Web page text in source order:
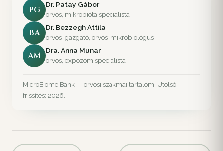
PG
Dr. Patay Gábor
orvos, mikrobióta specialista
BA
Dr. Bezzegh Attila
orvos igazgató, orvos-mikrobiológus
AM
Dra. Anna Munar
orvos, expozóm specialista
MicroBiome Bank — orvosi szakmai tartalom. Utolsó
frissítés: 2026.